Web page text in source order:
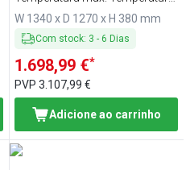
400 °C
W 1340 x D 1270 x H 380 mm
Com stock: 3 - 6 Dias
1.698,99 €*
PVP3.107,99 €
Adicione ao carrinho